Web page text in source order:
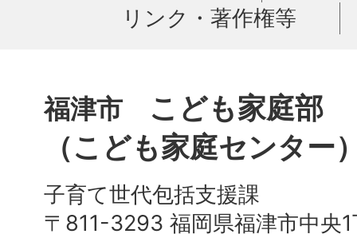
リンク・著作権等
福津市 こども家庭部
（こども家庭センター
子育て世代包括支援課
〒811-3293 福岡県福津市中央1